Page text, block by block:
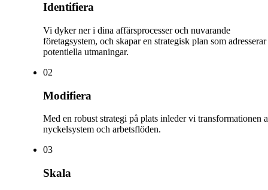
Identifiera
Vi dyker ner i dina affärsprocesser och nuvarande
företagsystem, och skapar en strategisk plan som adresserar
potentiella utmaningar.
02
Modifiera
Med en robust strategi på plats inleder vi transformationen
nyckelsystem och arbetsflöden.
03
Skala